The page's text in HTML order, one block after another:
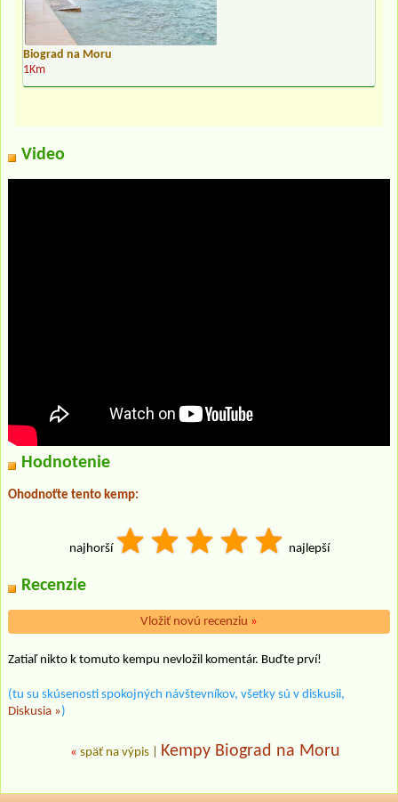
Biograd na Moru
1Km
Video
Hodnotenie
Ohodnoťte tento kemp:
najhorší najlepší
Recenzie
Vložiť novú recenziu »
Zatiaľ nikto k tomuto kempu nevložil komentár. Buďte prví!
(tu su skúsenosti spokojných návštevníkov, všetky sú v diskusii,
Diskusia »)
« späť na výpis Kempy Biograd na Moru